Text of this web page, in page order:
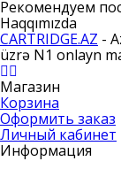
Рекомендуем
Haqqımızda
CARTRIDGE.AZ -
üzrə N1 onlayn
Магазин
Корзина
Оформить заказ
Личный кабинет
Информация